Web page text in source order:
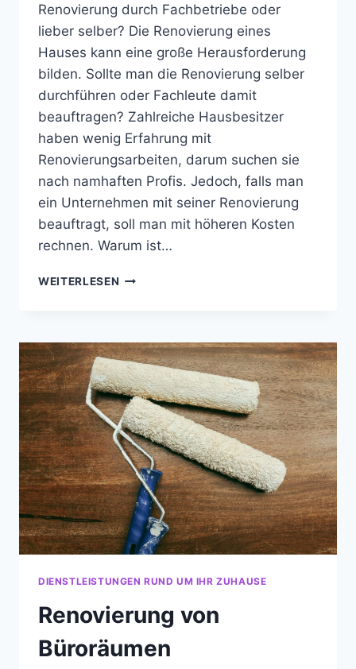
Renovierung durch Fachbetriebe oder
lieber selber? Die Renovierung eines
Hauses kann eine große Herausforderung
bilden. Sollte man die Renovierung selber
durchführen oder Fachleute damit
beauftragen? Zahlreiche Hausbesitzer
haben wenig Erfahrung mit
Renovierungsarbeiten, darum suchen sie
nach namhaften Profis. Jedoch, falls man
ein Unternehmen mit seiner Renovierung
beauftragt, soll man mit höheren Kosten
rechnen. Warum ist…
WEITERLESEN FACHBETRIEBE
DIENSTLEISTUNGEN RUND UM IHR ZUHAUSE
Renovierung von
Büroräumen